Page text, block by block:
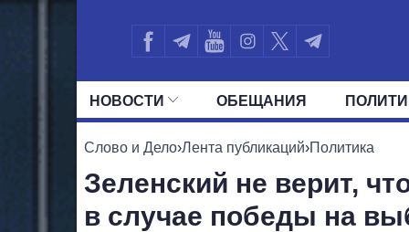
НОВОСТИ ОБЕЩАНИЯ
ВСЕ ПОЛИТИКИ ПРЕЗИДЕНТ И
Слово и Дело›Лента публикаций›Политика
Зеленский не верит,
в случае победы на